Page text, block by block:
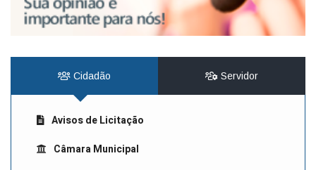
Cidadão Servidor
Avisos de Licitação
Câmara Municipal